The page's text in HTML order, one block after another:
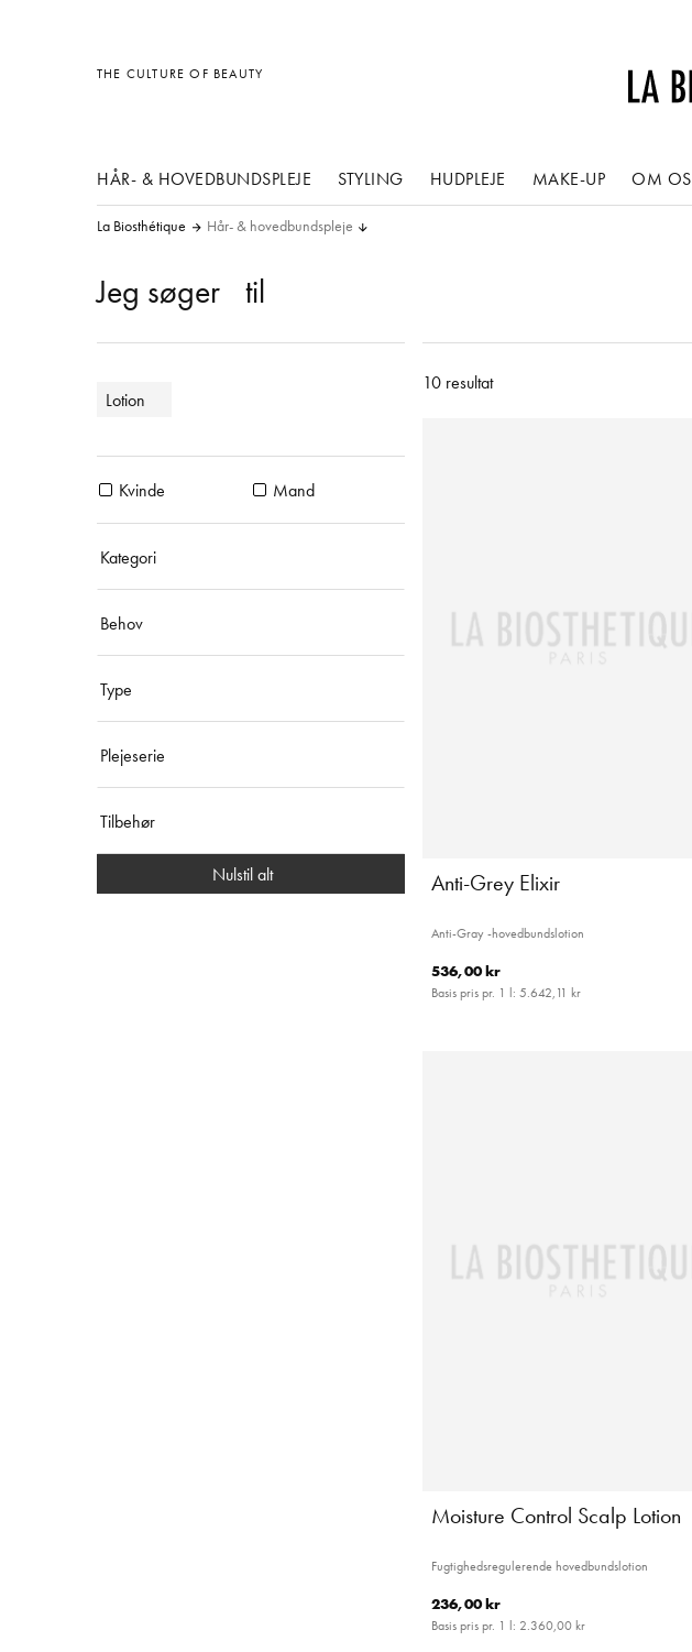
THE CULTURE OF BEAUTY
HÅR- & HOVEDBUNDSPLEJE STYLING
Diverse
HUDPLEJE MAKE-UP OM OS
La Biosthétique Hår- & hovedbundspleje
Jeg søger til
Lotion
Kvinde Mand
Kategori
Behov
Type
Plejeserie
Tilbehør
Nulstil alt
10 resultat
Anti-Grey Elixir
Anti-Gray -hovedbundslotion
536,00 kr
Basis pris pr. 1 l: 5.642,11 kr
Moisture Control Scalp Lotion
Fugtighedsregulerende hovedbundslotion
236,00 kr
Basis pris pr. 1 l: 2.360,00 kr